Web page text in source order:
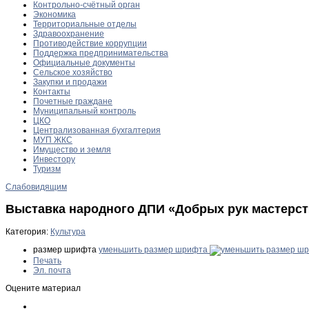
Контрольно-счётный орган
Экономика
Территориальные отделы
Здравоохранение
Противодействие коррупции
Поддержка предпринимательства
Официальные документы
Сельское хозяйство
Закупки и продажи
Контакты
Почетные граждане
Муниципальный контроль
ЦКО
Централизованная бухгалтерия
МУП ЖКС
Имущество и земля
Инвестору
Туризм
Слабовидящим
Выставка народного ДПИ «Добрых рук
Категория: Культура
размер шрифта уменьшить размер шрифта
Печать
Эл. почта
Оцените материал